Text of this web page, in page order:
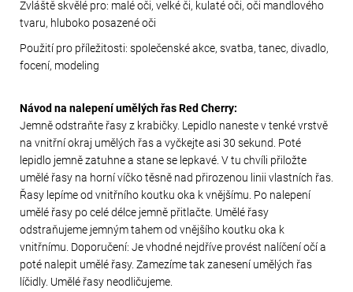
Zvláště skvělé pro: malé oči, velké či, kulaté oči, oči mandlového
tvaru, hluboko posazené oči
Použití pro příležitosti: společenské akce, svatba, tanec, divadlo,
focení, modeling
Návod na nalepení umělých řas Red Cherry:
Jemně odstraňte řasy z krabičky. Lepidlo naneste v tenké vrstvě
na vnitřní okraj umělých řas a vyčkejte asi 30 sekund. Poté
lepidlo jemně zatuhne a stane se lepkavé. V tu chvíli přiložte
umělé řasy na horní víčko těsně nad přirozenou linii vlastních řas.
Řasy lepíme od vnitřního koutku oka k vnějšímu. Po nalepení
umělé řasy po celé délce jemně přitlačte. Umělé řasy
odstraňujeme jemným tahem od vnějšího koutku oka k
vnitřnímu. Doporučení: Je vhodné nejdříve provést nalíčení očí a
poté nalepit umělé řasy. Zamezíme tak zanesení umělých řas
líčidly. Umělé řasy neodličujeme.
Kč